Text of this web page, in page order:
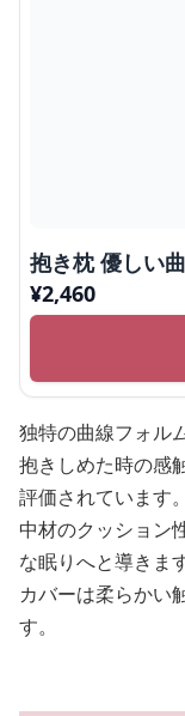
抱き枕 優しい
¥2,460
独特の曲線フォル
抱きしめた時の感
評価されています。
中材のクッション
な眠りへと導きます
カバーは柔らかい
す。